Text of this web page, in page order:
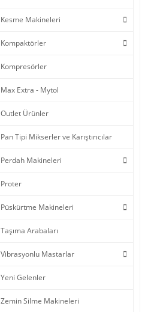
Kesme Makineleri
Kompaktörler
Kompresörler
Max Extra - Mytol
Outlet Ürünler
Pan Tipi Mikserler ve Karıştırıcılar
Perdah Makineleri
Proter
Püskürtme Makineleri
Taşıma Arabaları
Vibrasyonlu Mastarlar
Yeni Gelenler
Zemin Silme Makineleri